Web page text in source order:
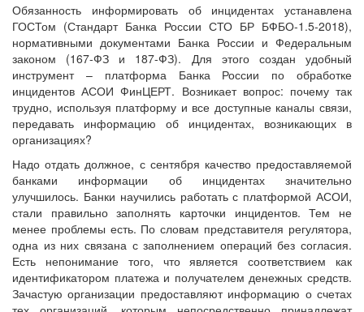
Обязанность информировать об инцидентах устанавлена
ГОСТом (Стандарт Банка России СТО БР БФБО-1.5-2018),
нормативными документами Банка России и Федеральным
законом (167-ФЗ и 187-ФЗ). Для этого создан удобный
инструмент – платформа Банка России по обработке
инцидентов АСОИ ФинЦЕРТ. Возникает вопрос: почему так
трудно, используя платформу и все доступные каналы связи,
передавать информацию об инцидентах, возникающих в
организациях?
Надо отдать должное, с сентября качество предоставляемой
банками информации об инцидентах значительно
улучшилось. Банки научились работать с платформой АСОИ,
стали правильно заполнять карточки инцидентов. Тем не
менее проблемы есть. По словам представителя регулятора,
одна из них связана с заполнением операций без согласия.
Есть непонимание того, что является соответствием как
идентификатором платежа и получателем денежных средств.
Зачастую организации предоставляют информацию о счетах